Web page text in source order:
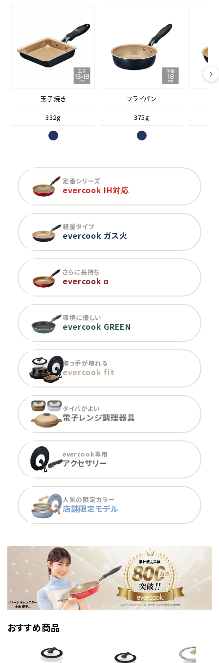
玉子焼き
332g
フライパン
375g
定番シリーズ
evercook IH対応
軽量タイプ
evercook ガス火
さらに長持ち
evercook α
環境に優しい
evercook GREEN
取っ手が取れる
evercook fit
タイパがよい
電子レンジ調理器具
evercook専用
アクセサリー
人気の限定カラー
店舗限定モデル
おすすめ商品